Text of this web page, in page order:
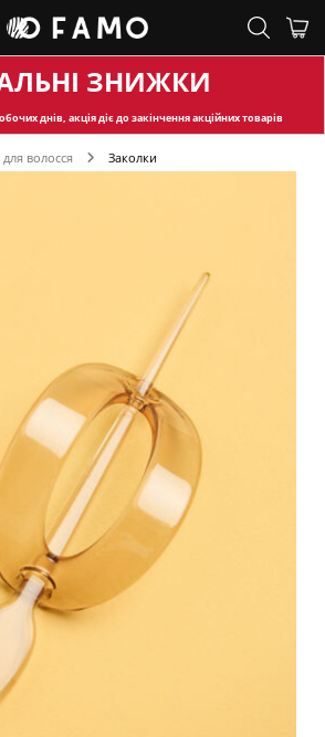
ЗНИЖКИ
днів, акція діє до закінчення акційних товарів
волосся Заколки